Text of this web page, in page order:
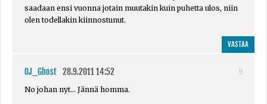
saadaan ensi vuonna jotain muutakin kuin puhetta ulos, niin
olen todellakin kiinnostunut.
VASTAA
OJ_Ghost 28.9.2011 14:52
9
No johan nyt... Jännä homma.